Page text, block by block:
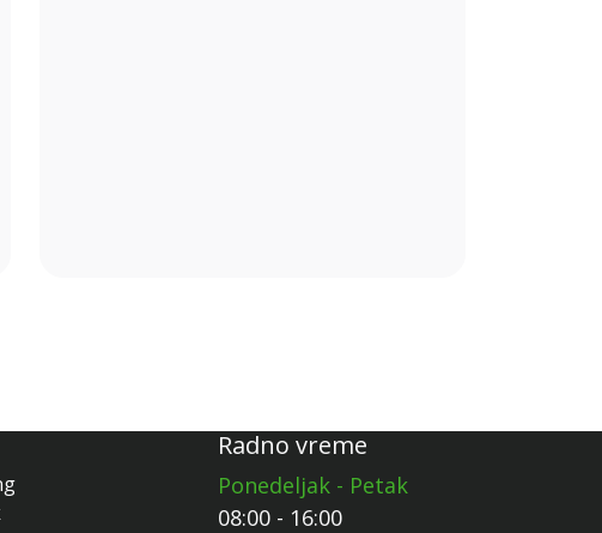
Radno vreme
Ponedeljak - Petak
08:00 - 16:00